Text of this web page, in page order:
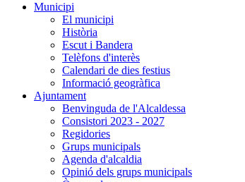
Municipi
El municipi
Història
Escut i Bandera
Telèfons d'interès
Calendari de dies festius
Informació geogràfica
Ajuntament
Benvinguda de l'Alcaldessa
Consistori 2023 - 2027
Regidories
Grups municipals
Agenda d'alcaldia
Opinió dels grups municipals